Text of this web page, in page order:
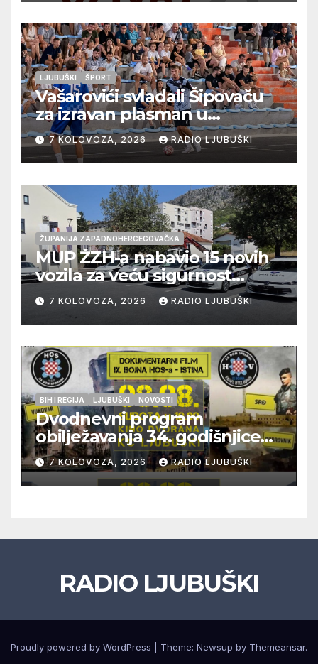
LJUBUŠKI ŠPORT
Vašarovići svladali Šipovaču
za izravan plasman u
četvrtfinale, Grab izborio
prolazak dalje, Klobuk ispao,
večeras počinje četvrtfinale
juniora
7 KOLOVOZA, 2026 RADIO LJUBUŠKI
ŽUPANIJA ZAPADNOHERCEGOVAČKA
MUP ŽZH-a nabavio 15 novih
vozila za veću sigurnost
građana i učinkovitiji rad
policije
7 KOLOVOZA, 2026 RADIO LJUBUŠKI
BIH I REGIJA LJUBUŠKI NOVOSTI
Dvodnevni program
obilježavanja 34. godišnjice
pogibije generala Blaža
Kraljevića i osmorice
pripadnika HOS-a
7 KOLOVOZA, 2026 RADIO LJUBUŠKI
RADIO LJUBUŠKI
Proudly powered by WordPress Theme: Newsup by Themeansar.